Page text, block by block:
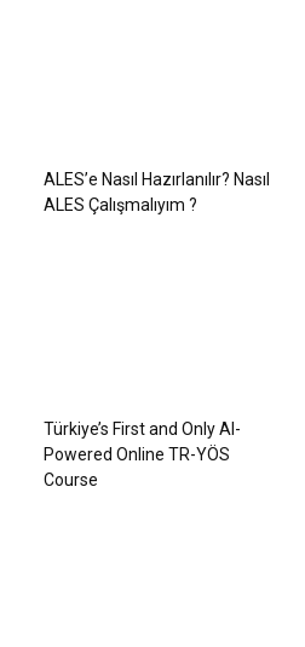
ALES’e Nasıl Hazırlanılır? Nasıl
ALES Çalışmalıyım ?
Türkiye’s First and Only AI-
Powered Online TR-YÖS
Course